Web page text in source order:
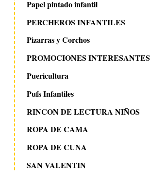
Vinilo Halloween
Papel pintado infantil
PERCHEROS INFANTILES
Pizarras y Corchos
PROMOCIONES INTERESANTES
Puericultura
Pufs Infantiles
RINCON DE LECTURA NIÑOS
ROPA DE CAMA
ROPA DE CUNA
SAN VALENTIN